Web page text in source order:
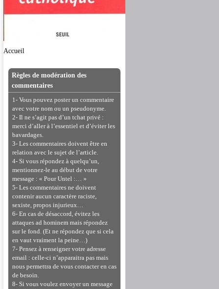
Accueil
Règles de modération des
commentaires
1- Vous pouvez poster un commentaire
avec votre nom ou un pseudonyme.
2- Il ne s’agit pas d’un tchat privé :
merci d’aller à l’essentiel et d’éviter les
bavardages.
3- Les commentaires doivent être en
relation avec le sujet de l’article.
4- Si vous répondez à quelqu’un,
mentionnez-le au début de votre
message : « Pour Untel :… »
5- Les commentaires ne doivent
contenir aucun caractère raciste,
sexiste, propos injurieux…
6- En cas de désaccord, évitez les
attaques ad hominem mais répondez
sur le fond. (Et ne répondez que si cela
en vaut vraiment la peine…)
7- Pensez à renseigner votre adresse
email : celle-ci n’apparaitra pas mais
nous permettra de vous contacter en cas
de besoin.
8- Si vous voulez envoyer un message